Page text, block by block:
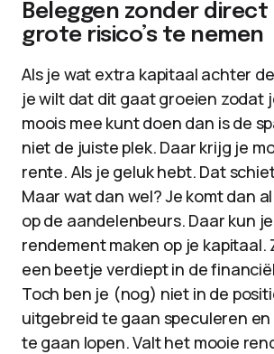
Beleggen zonder direct
grote risico’s te nemen
Als je wat extra kapitaal achter
je wilt dat dit gaat groeien zodat
moois mee kunt doen dan is de
niet de juiste plek. Daar krijg je
rente. Als je geluk hebt. Dat
Maar wat dan wel? Je komt dan
op de aandelenbeurs. Daar kun
rendement maken op je kapitaal.
een beetje verdiept in de
Toch ben je (nog) niet in de
uitgebreid te gaan speculeren en
te gaan lopen. Valt het mooie